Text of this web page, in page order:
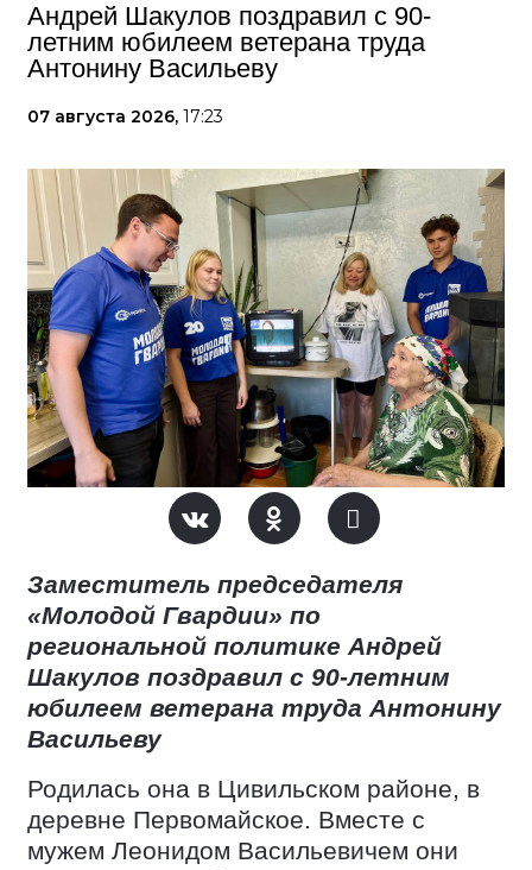
Андрей Шакулов поздравил с 90-
летним юбилеем ветерана труда
Антонину Васильеву
07 августа 2026, 17:23
Заместитель председателя
«Молодой Гвардии» по
региональной политике Андрей
Шакулов поздравил с 90-летним
юбилеем ветерана труда Антонину
Васильеву
Родилась она в Цивильском районе, в
деревне Первомайское. Вместе с
мужем Леонидом Васильевичем они